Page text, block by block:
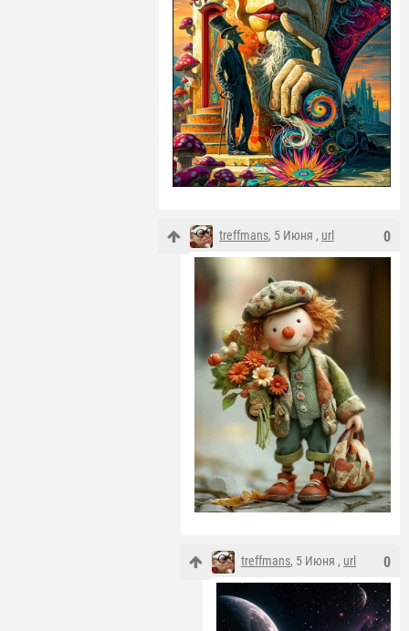
0
treffmans, 5 Июня , url
0
treffmans, 5 Июня , url